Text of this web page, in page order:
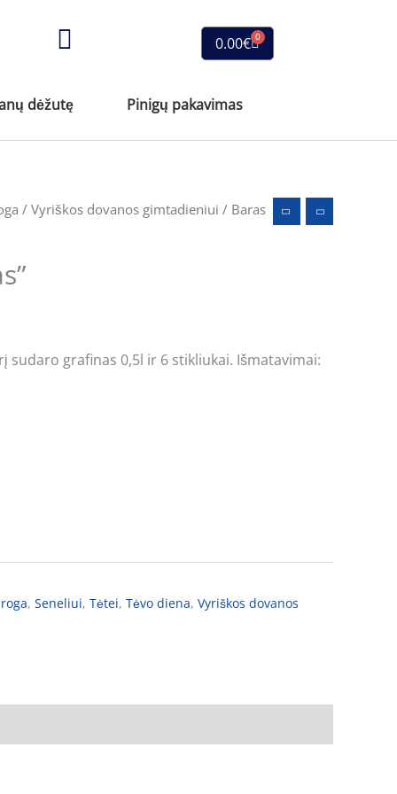
0.00€ 0
Cart
dėžutę Pinigų pakavimas
/ Vyriškos dovanos gimtadieniui / Baras
sudaro grafinas 0,5l ir 6 stikliukai. Išmatavimai:
, Seneliui, Tėtei, Tėvo diena, Vyriškos dovanos